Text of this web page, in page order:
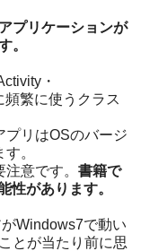
プリケーションが
。
・
繁に使うクラス
プリはOSのバージ
。
意です。 書籍で
性があります。
Windows7で動い
とが当たり前に思